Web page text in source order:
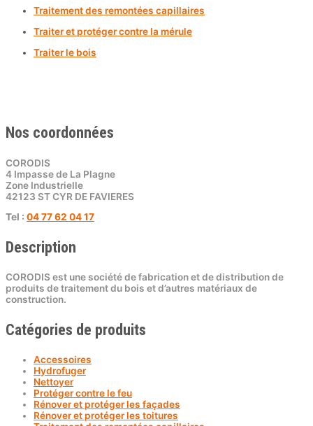
Traitement des remontées capillaires
Traiter et protéger contre la mérule
Traiter le bois
Nos coordonnées
CORODIS
4 Impasse de La Plagne
Zone Industrielle
42123 ST CYR DE FAVIERES
Tel : 04 77 62 04 17
Description
CORODIS est une société de fabrication et de distribution de
produits de traitement du bois et d’autres matériaux de
construction.
Catégories de produits
Accessoires
Hydrofuger
Nettoyer
Protéger contre le feu
Rénover et protéger les façades
Rénover et protéger les toitures